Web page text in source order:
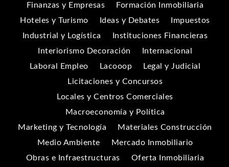
Finanzas y Empresas
Formación Inmobiliaria
Hoteles y Turismo
Ideas y Debates
Impuestos
Industrial y Logística
Instituciones Financieras
Interiorismo Decoración
Internacional
Laboral Empleo
Lacooop
Legal y Judicial
Licitaciones y Concursos
Locales y Centros Comerciales
Macroeconomía y Política
Marketing y Tecnología
Materiales Construcción
Medio Ambiente
Mercado Inmobiliario
Obras e Infraestructuras
Oferta Inmobiliaria